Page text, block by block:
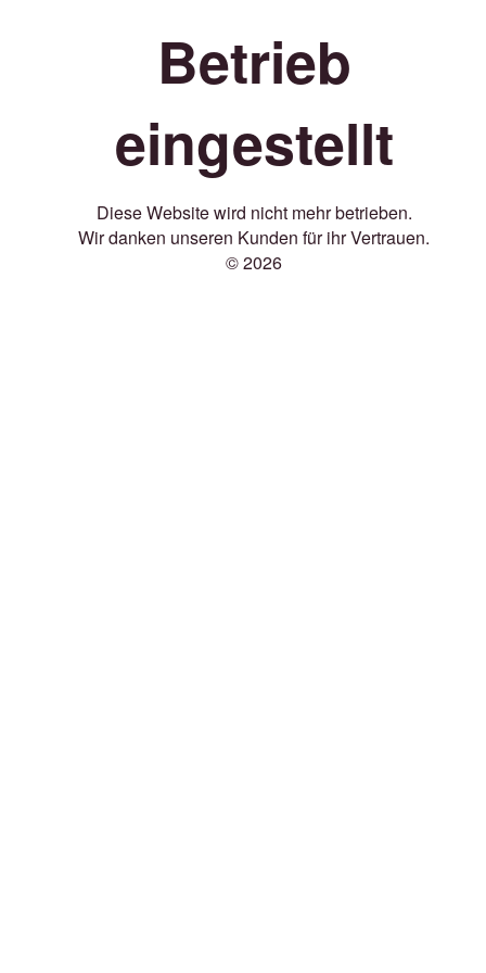
Betrieb
eingestellt
Diese Website wird nicht mehr betrieben.
Wir danken unseren Kunden für ihr Vertrauen.
© 2026